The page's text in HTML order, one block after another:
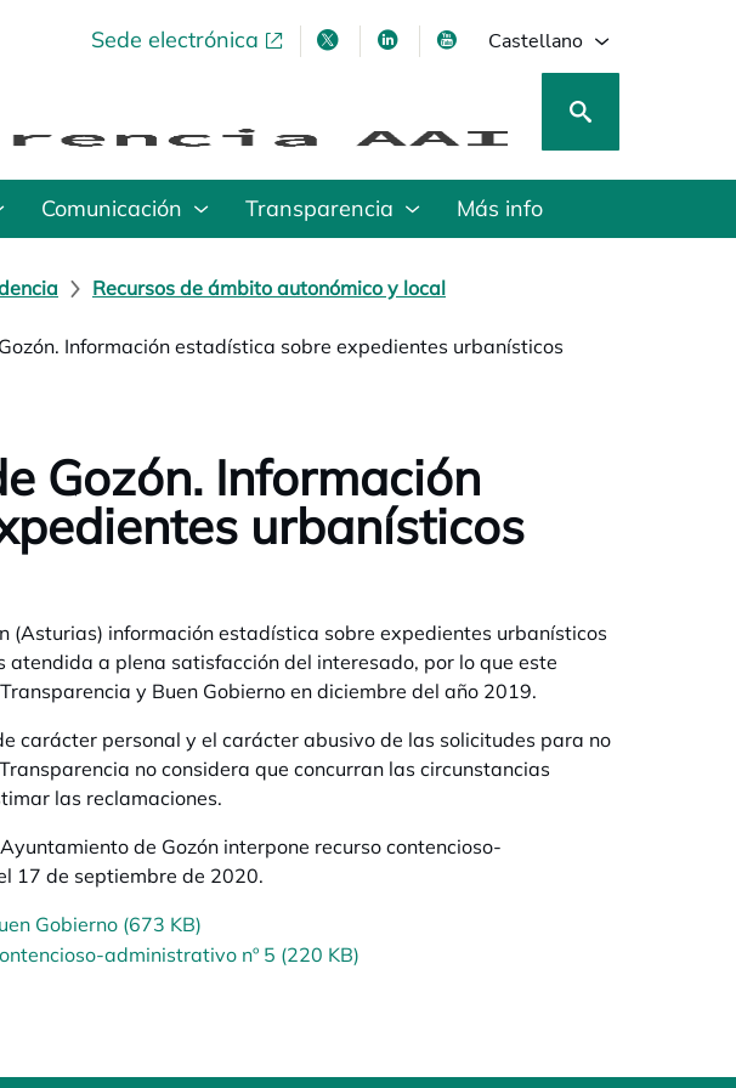
Sede electrónicase abre en una pestaña nueva
se abre en una pestaña nueva
se abre en una pestaña nueva
se abre en una pestaña
Castellano
Comunicación Transparencia Más info
Recursos de ámbito autonómico y local
Información estadística sobre expedientes urbanísticos
Gozón. Información
urbanísticos
(Asturias) información estadística sobre expedientes urbanísticos
a plena satisfacción del interesado, por lo que este
y Buen Gobierno en diciembre del año 2019.
carácter personal y el carácter abusivo de las solicitudes para no
no considera que concurran las circunstancias
las reclamaciones.
de Gozón interpone recurso contencioso-
17 de septiembre de 2020.
Gobierno (673 KB)
administrativo nº 5 (220 KB)